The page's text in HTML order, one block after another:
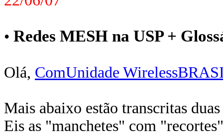
• Redes MESH na USP +
Olá, ComUnidade
Mais abaixo estão transcritas
Eis as "manchetes" com